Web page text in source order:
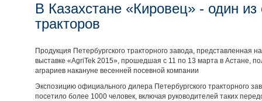
В Казахстане «Кировец» - один
тракторов
Продукция Петербургского тракторного завода, представленная
выставке «AgriTek 2015», прошедшая с 11 по 13 марта в Астане,
аграриев накануне весенней посевной компании
Экспозицию официального дилера Петербургского тракторного
посетило более 1000 человек, включая руководителей таких